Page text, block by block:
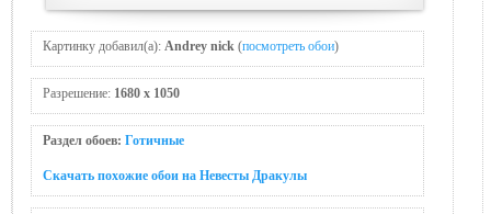
Картинку добавил(а): Andrey nick (посмотреть обои)
Разрешение: 1680 x 1050
Раздел обоев: Готичные
Скачать похожие обои на Невесты Дракулы